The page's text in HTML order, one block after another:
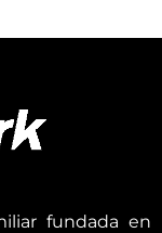
fundada en